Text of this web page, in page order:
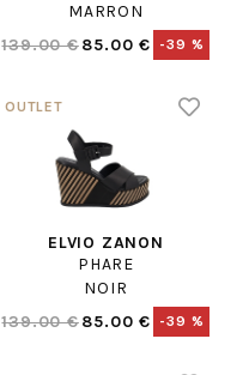
MARRON
139.00 €85.00 € -39 %
ELVIO ZANON
PHARE
NOIR
139.00 €85.00 € -39 %